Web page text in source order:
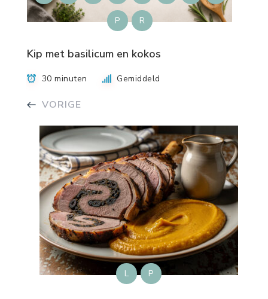
P R
Kip met basilicum en kokos
30 minuten Gemiddeld
VORIGE
L P